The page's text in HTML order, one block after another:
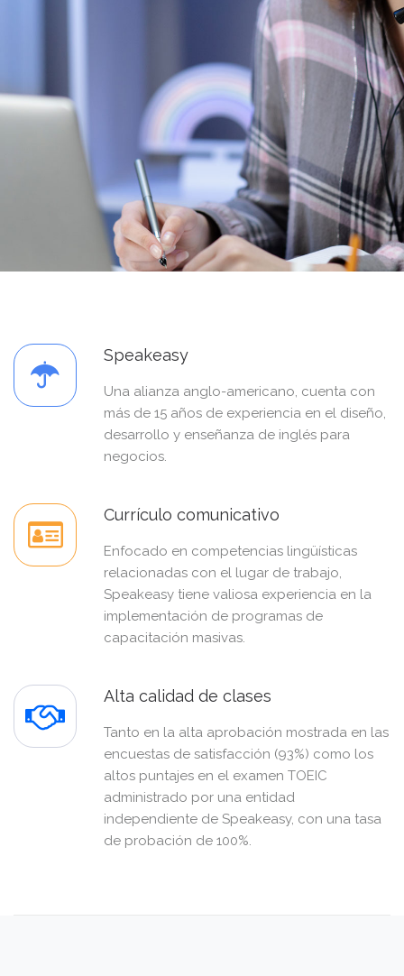
Speakeasy
Una alianza anglo-americano, cuenta con
más de 15 años de experiencia en el diseño,
desarrollo y enseñanza de inglés para
negocios.
Currículo comunicativo
Enfocado en competencias lingüísticas
relacionadas con el lugar de trabajo,
Speakeasy tiene valiosa experiencia en la
implementación de programas de
capacitación masivas.
Alta calidad de clases
Tanto en la alta aprobación mostrada en las
encuestas de satisfacción (93%) como los
altos puntajes en el examen TOEIC
administrado por una entidad
independiente de Speakeasy, con una tasa
de probación de 100%.